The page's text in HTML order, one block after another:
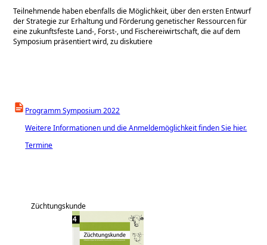
Teilnehmende haben ebenfalls die Möglichkeit, über den ersten Entwurf
der Strategie zur Erhaltung und Förderung genetischer Ressourcen für
eine zukunftsfeste Land-, Forst-, und Fischereiwirtschaft, die auf dem
Symposium präsentiert wird, zu diskutiere
Programm Symposium 2022
Weitere Informationen und die Anmeldemöglichkeit finden Sie hier.
Termine
Züchtungskunde